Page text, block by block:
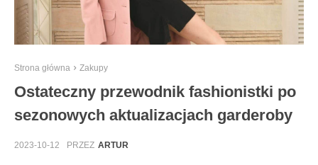
Strona główna Zakupy
Ostateczny przewodnik fashionistki po
sezonowych aktualizacjach garderoby
2023-10-12 PRZEZ ARTUR